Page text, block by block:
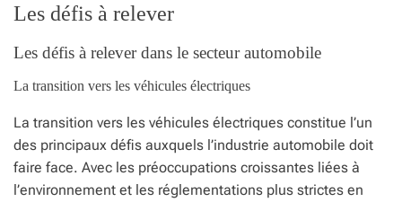
Les défis à relever
Les défis à relever dans le secteur automobile
La transition vers les véhicules électriques
La transition vers les véhicules électriques constitue l’un
des principaux défis auxquels l’industrie automobile doit
faire face. Avec les préoccupations croissantes liées à
l’environnement et les réglementations plus strictes en